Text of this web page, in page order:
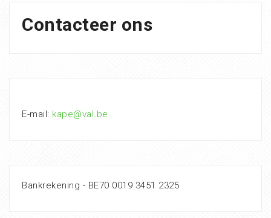
Contacteer ons
E-mail: kape@val.be
Bankrekening - BE70 0019 3451 2325